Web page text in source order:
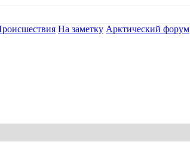
На заметку Арктический форум